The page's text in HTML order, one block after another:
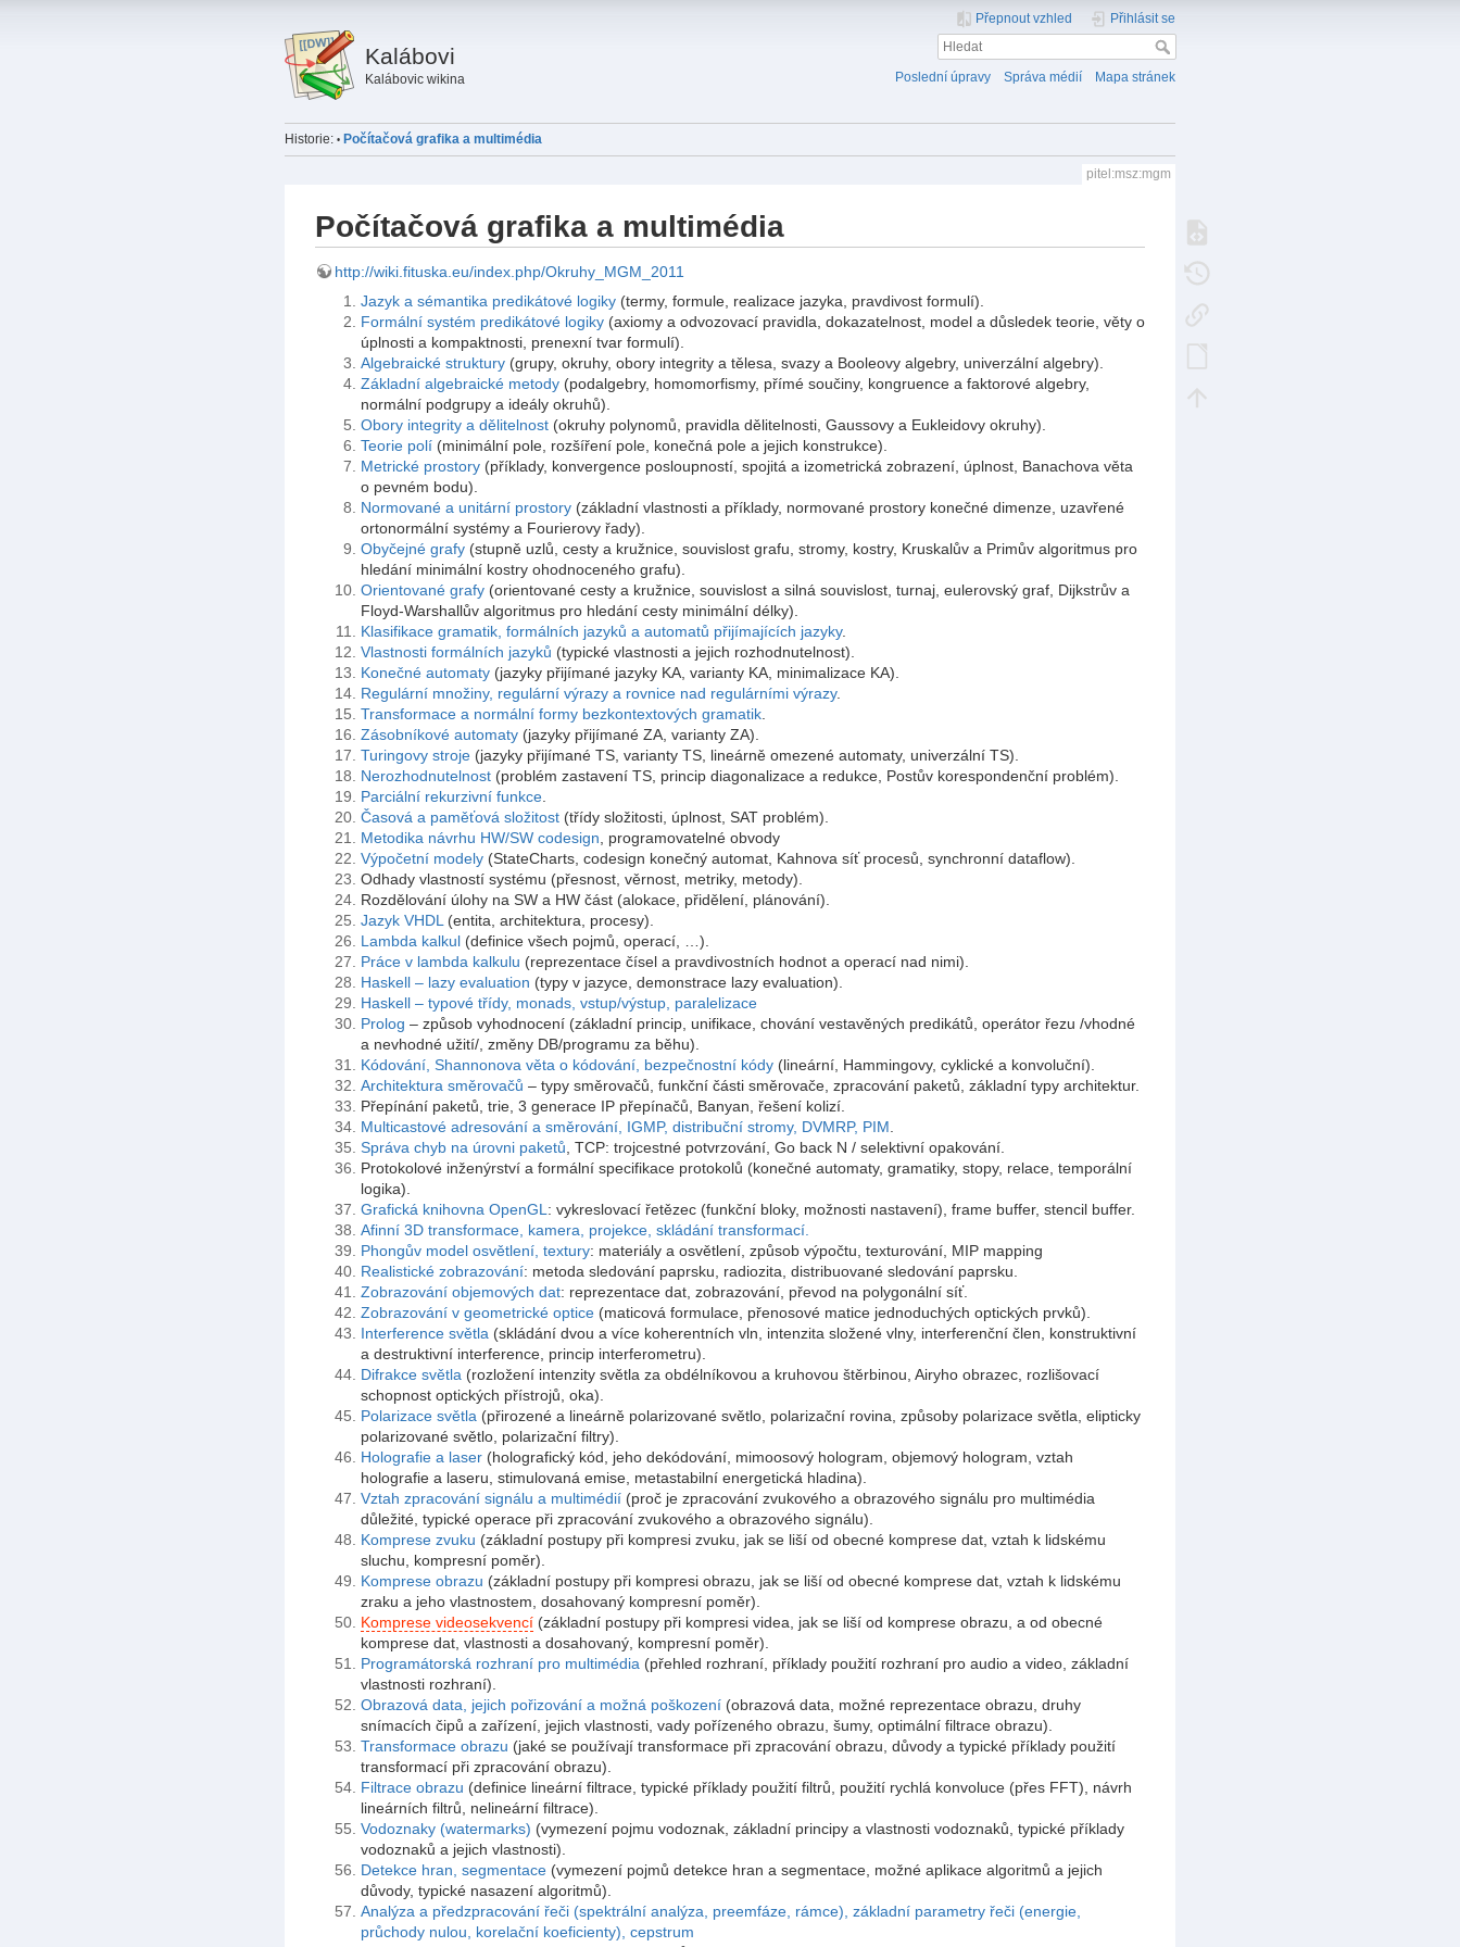
Kalábovi
Kalábovic wikina
Přepnout vzhled Přihlásit se
Poslední úpravy Správa médií Mapa stránek
Historie: • Počítačová grafika a multimédia
pitel:msz:mgm
Počítačová grafika a multimédia
http://wiki.fituska.eu/index.php/Okruhy_MGM_2011
Jazyk a sémantika predikátové logiky(termy, formule, realizace jazyka, pravdivost formulí).
Formální systém predikátové logiky(axiomy a odvozovací pravidla, dokazatelnost, model a důsledek teorie, věty o
úplnosti a kompaktnosti, prenexní tvar formulí).
Algebraické struktury(grupy, okruhy, obory integrity a tělesa, svazy a Booleovy algebry, univerzální algebry).
Základní algebraické metody(podalgebry, homomorfismy, přímé součiny, kongruence a faktorové algebry,
normální podgrupy a ideály okruhů).
Obory integrity a dělitelnost(okruhy polynomů, pravidla dělitelnosti, Gaussovy a Eukleidovy okruhy).
Teorie polí(minimální pole, rozšíření pole, konečná pole a jejich konstrukce).
Metrické prostory(příklady, konvergence posloupností, spojitá a izometrická zobrazení, úplnost, Banachova věta
o pevném bodu).
Normované a unitární prostory(základní vlastnosti a příklady, normované prostory konečné dimenze, uzavřené
ortonormální systémy a Fourierovy řady).
Obyčejné grafy(stupně uzlů, cesty a kružnice, souvislost grafu, stromy, kostry, Kruskalův a Primův algoritmus pro
hledání minimální kostry ohodnoceného grafu).
Orientované grafy(orientované cesty a kružnice, souvislost a silná souvislost, turnaj, eulerovský graf, Dijkstrův a
Floyd-Warshallův algoritmus pro hledání cesty minimální délky).
Klasifikace gramatik, formálních jazyků a automatů přijímajících jazyky.
Vlastnosti formálních jazyků (typické vlastnosti a jejich rozhodnutelnost).
Konečné automaty(jazyky přijímané jazyky KA, varianty KA, minimalizace KA).
Regulární množiny, regulární výrazy a rovnice nad regulárními výrazy.
Transformace a normální formy bezkontextových gramatik.
Zásobníkové automaty(jazyky přijímané ZA, varianty ZA).
Turingovy stroje(jazyky přijímané TS, varianty TS, lineárně omezené automaty, univerzální TS).
Nerozhodnutelnost(problém zastavení TS, princip diagonalizace a redukce, Postův korespondenční problém).
Parciální rekurzivní funkce.
Časová a paměťová složitost(třídy složitosti, úplnost, SAT problém).
Metodika návrhu HW/SW codesign, programovatelné obvody
Výpočetní modely(StateCharts, codesign konečný automat, Kahnova síť procesů, synchronní dataflow).
Odhady vlastností systému (přesnost, věrnost, metriky, metody).
Rozdělování úlohy na SW a HW část (alokace, přidělení, plánování).
Jazyk VHDL(entita, architektura, procesy).
Lambda kalkul(definice všech pojmů, operací, …).
Práce v lambda kalkulu (reprezentace čísel a pravdivostních hodnot a operací nad nimi).
Haskell – lazy evaluation (typy v jazyce, demonstrace lazy evaluation).
Haskell – typové třídy, monads, vstup/výstup, paralelizace
Prolog – způsob vyhodnocení (základní princip, unifikace, chování vestavěných predikátů, operátor řezu /vhodné
a nevhodné užití/, změny DB/programu za běhu).
Kódování, Shannonova věta o kódování, bezpečnostní kódy(lineární, Hammingovy, cyklické a konvoluční).
Architektura směrovačů – typy směrovačů, funkční části směrovače, zpracování paketů, základní typy architektur.
Přepínání paketů, trie, 3 generace IP přepínačů, Banyan, řešení kolizí.
Multicastové adresování a směrování, IGMP, distribuční stromy, DVMRP, PIM.
Správa chyb na úrovni paketů, TCP: trojcestné potvrzování, Go back N / selektivní opakování.
Protokolové inženýrství a formální specifikace protokolů (konečné automaty, gramatiky, stopy, relace, temporální
logika).
Grafická knihovna OpenGL: vykreslovací řetězec (funkční bloky, možnosti nastavení), frame buffer, stencil buffer.
Afinní 3D transformace, kamera, projekce, skládání transformací.
Phongův model osvětlení, textury: materiály a osvětlení, způsob výpočtu, texturování, MIP mapping
Realistické zobrazování: metoda sledování paprsku, radiozita, distribuované sledování paprsku.
Zobrazování objemových dat: reprezentace dat, zobrazování, převod na polygonální síť.
Zobrazování v geometrické optice(maticová formulace, přenosové matice jednoduchých optických prvků).
Interference světla(skládání dvou a více koherentních vln, intenzita složené vlny, interferenční člen, konstruktivní
a destruktivní interference, princip interferometru).
Difrakce světla(rozložení intenzity světla za obdélníkovou a kruhovou štěrbinou, Airyho obrazec, rozlišovací
schopnost optických přístrojů, oka).
Polarizace světla(přirozené a lineárně polarizované světlo, polarizační rovina, způsoby polarizace světla, elipticky
polarizované světlo, polarizační filtry).
Holografie a laser(holografický kód, jeho dekódování, mimoosový hologram, objemový hologram, vztah
holografie a laseru, stimulovaná emise, metastabilní energetická hladina).
Vztah zpracování signálu a multimédií(proč je zpracování zvukového a obrazového signálu pro multimédia
důležité, typické operace při zpracování zvukového a obrazového signálu).
Komprese zvuku (základní postupy při kompresi zvuku, jak se liší od obecné komprese dat, vztah k lidskému
sluchu, kompresní poměr).
Komprese obrazu (základní postupy při kompresi obrazu, jak se liší od obecné komprese dat, vztah k lidskému
zraku a jeho vlastnostem, dosahovaný kompresní poměr).
Komprese videosekvencí(základní postupy při kompresi videa, jak se liší od komprese obrazu, a od obecné
komprese dat, vlastnosti a dosahovaný, kompresní poměr).
Programátorská rozhraní pro multimédia(přehled rozhraní, příklady použití rozhraní pro audio a video, základní
vlastnosti rozhraní).
Obrazová data, jejich pořizování a možná poškození(obrazová data, možné reprezentace obrazu, druhy
snímacích čipů a zařízení, jejich vlastnosti, vady pořízeného obrazu, šumy, optimální filtrace obrazu).
Transformace obrazu (jaké se používají transformace při zpracování obrazu, důvody a typické příklady použití
transformací při zpracování obrazu).
Filtrace obrazu (definice lineární filtrace, typické příklady použití filtrů, použití rychlá konvoluce (přes FFT), návrh
lineárních filtrů, nelineární filtrace).
Vodoznaky (watermarks) (vymezení pojmu vodoznak, základní principy a vlastnosti vodoznaků, typické příklady
vodoznaků a jejich vlastnosti).
Detekce hran, segmentace(vymezení pojmů detekce hran a segmentace, možné aplikace algoritmů a jejich
důvody, typické nasazení algoritmů).
Analýza a předzpracování řeči (spektrální analýza, preemfáze, rámce), základní parametry řeči (energie,
průchody nulou, korelační koeficienty), cepstrum